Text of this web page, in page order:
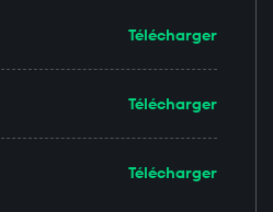
Télécharger
Télécharger
Télécharger